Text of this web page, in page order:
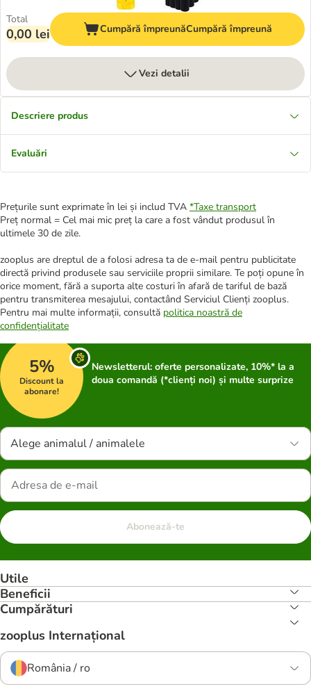
Total
0,00 lei Cumpără împreunăCumpără împreună
Vezi detalii
Descriere produs
Evaluări
Prețurile sunt exprimate în lei și includ TVA *Taxe transport
Preț normal = Cel mai mic preț la care a fost vândut produsul în
ultimele 30 de zile.
zooplus are dreptul de a folosi adresa ta de e-mail pentru publicitate
directă privind produsele sau serviciile proprii similare. Te poți opune în
orice moment, fără a suporta alte costuri în afară de tariful de bază
pentru transmiterea mesajului, contactând Serviciul Clienți zooplus.
Pentru mai multe informații, consultă politica noastră de
confidențialitate
5%
Discount la
abonare!
Newsletterul: oferte personalizate, 10%* la a
doua comandă (*clienți noi) și multe surprize
Alege animalul / animalele
Abonează-te
Utile
Beneficii
Cumpărături
zooplus Internațional
România / ro